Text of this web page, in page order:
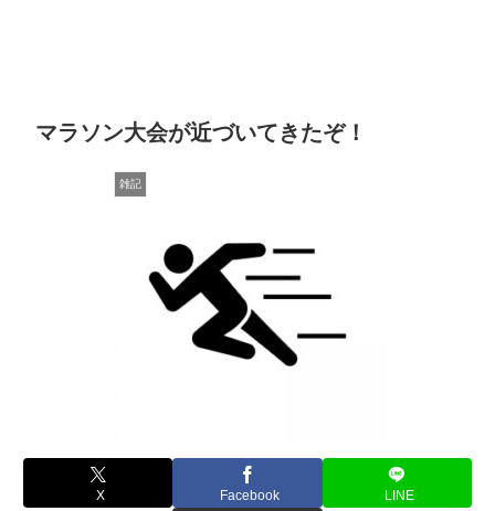
マラソン大会が近づいてきたぞ！
雑記
X Facebook LINE